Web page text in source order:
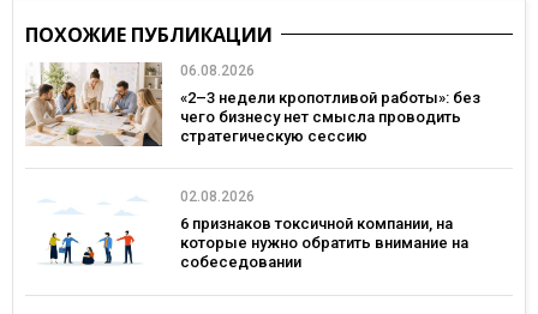
ПОХОЖИЕ ПУБЛИКАЦИИ
06.08.2026
«2–3 недели кропотливой работы»: без
чего бизнесу нет смысла проводить
стратегическую сессию
02.08.2026
6 признаков токсичной компании, на
которые нужно обратить внимание на
собеседовании